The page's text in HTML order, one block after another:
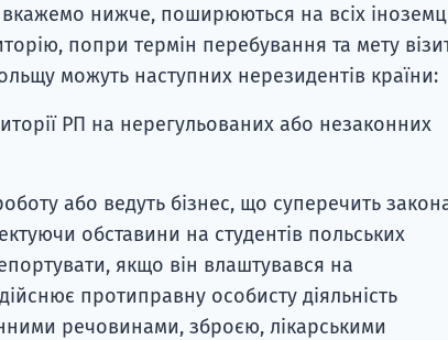
вкажемо нижче, поширюються на всіх
попри термін перебування та мету
можуть наступних нерезидентів країни:
РП на нерегульованих або незаконних
або ведуть бізнес, що суперечить
обставини на студентів польських
якщо він влаштувався на
протиправну особисту діяльність
речовинами, зброєю, лікарськими